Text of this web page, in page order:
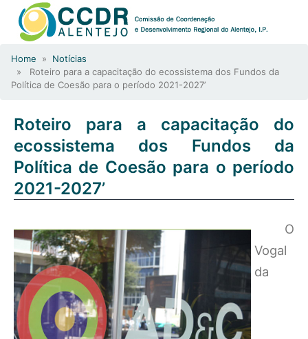
Home » Notícias
» Roteiro para a capacitação do ecossistema dos Fundos da
Política de Coesão para o período 2021-2027’
Roteiro para a capacitação do
ecossistema dos Fundos da
Política de Coesão para o período
2021-2027’
O
Vogal
da